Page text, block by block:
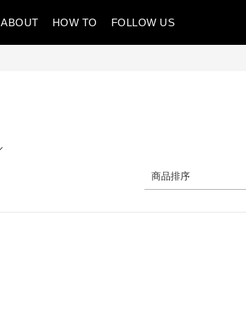
ABOUT HOW TO FOLLOW US
商品排序